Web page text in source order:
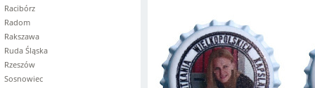
Racibórz
Radom
Rakszawa
Ruda Śląska
Rzeszów
Sosnowiec